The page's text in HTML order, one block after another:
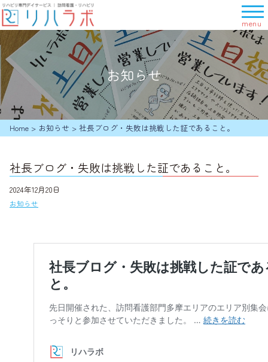
メ
ニ
ュ
ー
を
開
く
お知らせ
Home > お知らせ > 社長ブログ・失敗は挑戦した証であること。
社長ブログ・失敗は挑戦した証であること。
2024年12月20日
お知らせ